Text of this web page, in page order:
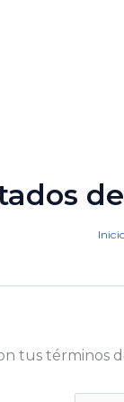
tus términos